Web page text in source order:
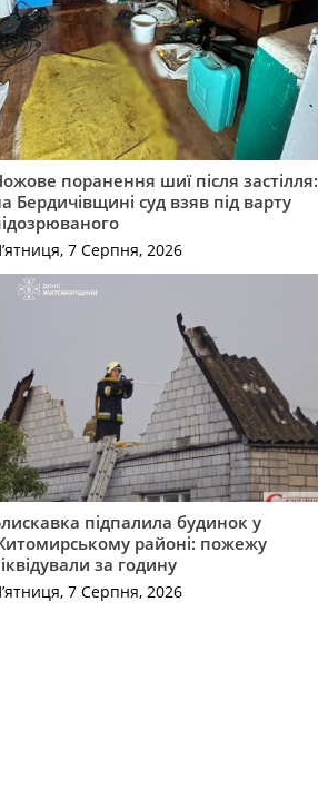
поранення шиї після застілля:
Бердичівщині суд взяв під варту
7 Серпня, 2026
підпалила будинок у
районі: пожежу
за годину
7 Серпня, 2026